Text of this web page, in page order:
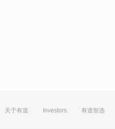
关于有道 Investors 有道智选